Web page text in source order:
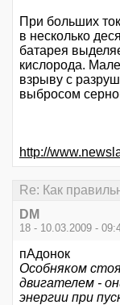
При больших
в несколько
батарея
кислорода.
взрыву с
выбросом
http://
Re: Как
DM
18 - 10.03.2009 -
пАдонок
Особняком
двигателем -
энергии при